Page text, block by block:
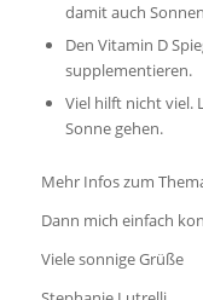
damit auch
Den Vitamin D
supplementieren.
Viel hilft nicht viel.
Sonne gehen.
Mehr Infos zum
Dann mich einfach
Viele sonnige Grüße